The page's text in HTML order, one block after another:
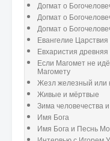
Догмат о
Догмат о
Догмат о
Евангелие
Евхаристия
Если Магомет не
Магомету
Жезл железный или
Живые и мёртвые
Зима человечества
Имя Бога
Имя Бога и Песнь